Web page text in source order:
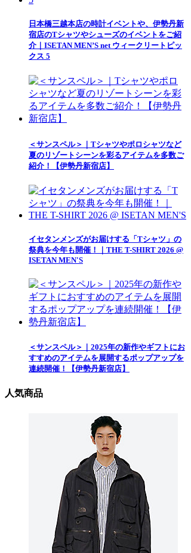
日本橋三越本店の時計イベントや、伊勢丹新
宿店のTシャツやシューズのイベントをご紹
介｜ISETAN MEN’S net ウィークリートピッ
クス 5
＜サンスペル＞｜Tシャツやポロシャツなど
夏のリゾートシーンを彩るアイテムを多数ご
紹介！【伊勢丹新宿店】
イセタンメンズがお届けする「Tシャツ」の
祭典を今年も開催！｜THE T-SHIRT 2026 @
ISETAN MEN'S
＜サンスペル＞｜2025年の新作やギフトにお
すすめのアイテムを展開するポップアップを
連続開催！【伊勢丹新宿店】
人気商品